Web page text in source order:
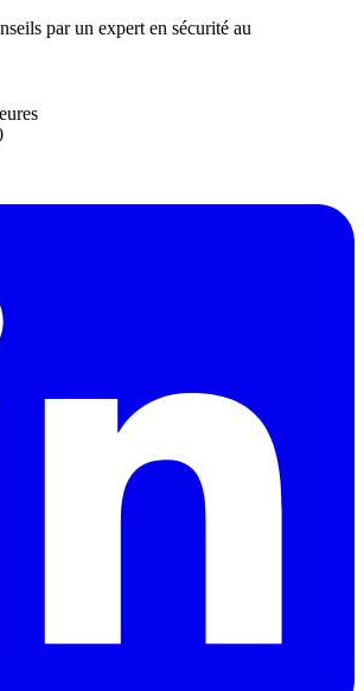
par un expert en sécurité au